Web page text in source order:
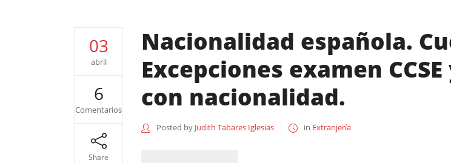
03
abril
6
Comentarios
Share
Nacionalidad española.
Excepciones examen
con nacionalidad.
Posted by Judith Tabares Iglesias in Extranjería